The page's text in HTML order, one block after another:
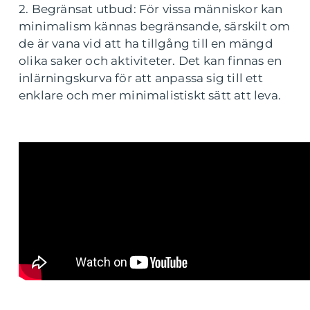
2. Begränsat utbud: För vissa människor kan
minimalism kännas begränsande, särskilt om
de är vana vid att ha tillgång till en mängd
olika saker och aktiviteter. Det kan finnas en
inlärningskurva för att anpassa sig till ett
enklare och mer minimalistiskt sätt att leva.